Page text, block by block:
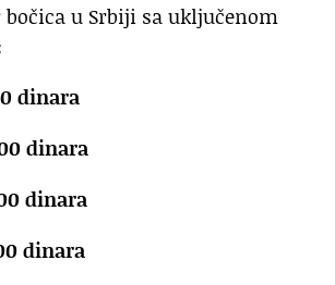
bočica u Srbiji sa uključenom
dinara
dinara
dinara
dinara